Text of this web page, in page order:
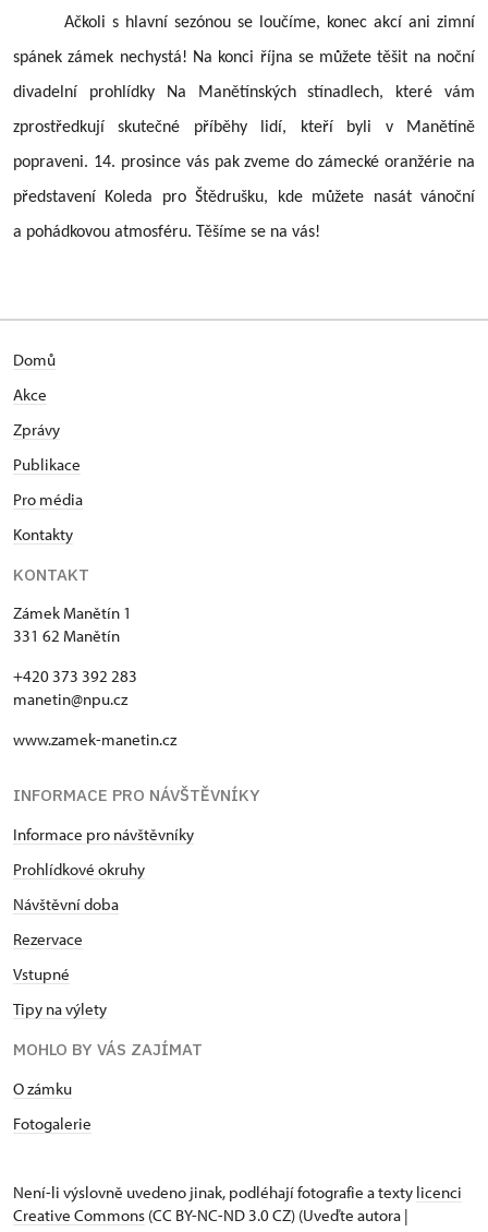
Ačkoli s hlavní sezónou se loučíme, konec akcí ani zimní
spánek zámek nechystá! Na konci října se můžete těšit na noční
divadelní prohlídky Na Manětínských stínadlech, které vám
zprostředkují skutečné příběhy lidí, kteří byli v Manětíně
popraveni. 14. prosince vás pak zveme do zámecké oranžérie na
představení Koleda pro Štědrušku, kde můžete nasát vánoční
a pohádkovou atmosféru. Těšíme se na vás!
Domů
Akce
Zprávy
Publikace
Pro média
Kontakty
KONTAKT
Zámek Manětín 1
331 62 Manětín
+420 373 392 283
manetin@npu.cz
www.zamek-manetin.cz
INFORMACE PRO NÁVŠTĚVNÍKY
Informace pro návštěvníky
Prohlídkové okruhy
Návštěvní doba
Rezervace
Vstupné
Tipy na výlety
MOHLO BY VÁS ZAJÍMAT
O zámku
Fotogalerie
Není-li výslovně uvedeno jinak, podléhají fotografie a texty licenci
Creative Commons (CC BY-NC-ND 3.0 CZ) (Uveďte autora |